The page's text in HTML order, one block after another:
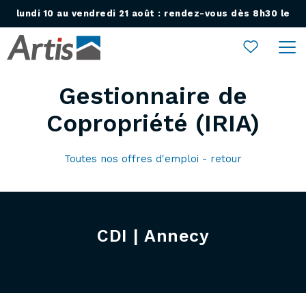
lundi 10 au vendredi 21 août : rendez-vous dès 8h30 le
Ouvrir le menu
Gestionnaire de
Copropriété (IRIA)
Toutes nos offres d'emploi - retour
CDI | Annecy